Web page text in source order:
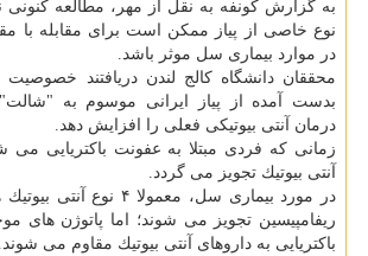
به گزارش كونفه به نقل از مهر، مطالعه
نوع خاصی از پیاز ممكن است برای مقابله با
در موارد بیماری سل موثر باشد.
محققان دانشگاه كالج لندن دریافتند خصوصیت
بدست آمده از پیاز ایرانی موسوم به "شالت"
درمان آنتی بیوتیكی فعلی را افزایش دهد.
زمانی كه فردی مبتلا به عفونت باكتریایی می
آنتی بیوتیك تجویز می گردد.
در مورد بیماری سل، معمولا ۴
ریفامپیسین تجویز می شوند؛ اما پاتوژن های
باكتریایی به داروهای آنتی بیوتیك مقاوم می شوند.